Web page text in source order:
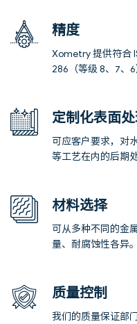
精度
Xometry 提供符合
286（等级 8、7、6
定制化表面
可应客户要求，对
等工艺在内的后期处
材料选择
可从多种不同的金
量、耐腐蚀性各异。
质量控制
我们的质量保证部